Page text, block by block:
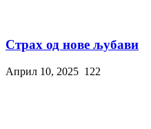
Страх од нове љубави
Април 10, 2025 122